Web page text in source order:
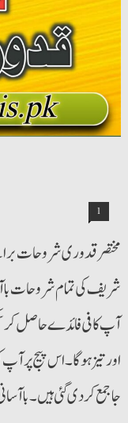
1
مختصر قدوری شروحات
شریف کی تمام شروحات
آپ کافی فائدے حاصل
اور تیز ہوگا۔ اس پیج
جا جمع کردی گئی ہیں۔ با